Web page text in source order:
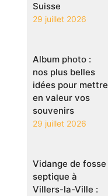
Suisse
29 juillet 2026
Album photo :
nos plus belles
idées pour mettre
en valeur vos
souvenirs
29 juillet 2026
Vidange de fosse
septique à
Villers-la-Ville :